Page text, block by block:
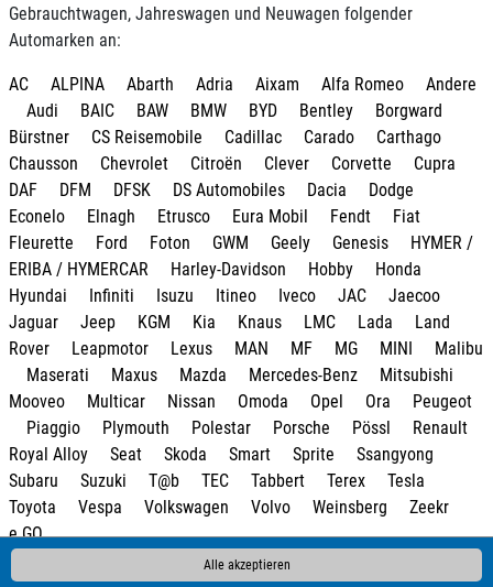
Alle akzeptieren
Gebrauchtwagen, Jahreswagen und Neuwagen folgender
Automarken an:
AC ALPINA Abarth Adria Aixam Alfa Romeo
Andere
Audi
BAIC BAW BMW BYD Bentley
Borgward
Bürstner
CS Reisemobile Cadillac Carado
Carthago
Chausson
Chevrolet Citroën Clever Corvette
Cupra
DAF
DFM DFSK DS Automobiles Dacia
Dodge
Econelo
Elnagh Etrusco Eura Mobil Fendt
Fiat
Fleurette
Ford Foton GWM Geely Genesis
HYMER /
ERIBA / HYMERCAR
Harley-Davidson Hobby
Honda
Hyundai
Infiniti Isuzu Itineo Iveco JAC
Jaecoo
Jaguar
Jeep KGM Kia Knaus LMC Lada
Land
Rover
Leapmotor Lexus MAN MF MG MINI
Malibu
Maserati
Maxus Mazda Mercedes-Benz
Mitsubishi
Mooveo
Multicar Nissan Omoda Opel Ora
Peugeot
Piaggio
Plymouth Polestar Porsche Pössl
Renault
Royal Alloy
Seat Skoda Smart Sprite
Ssangyong
Subaru
Suzuki T@b TEC Tabbert Terex
Tesla
Toyota
Vespa Volkswagen Volvo Weinsberg
Zeekr
e.GO